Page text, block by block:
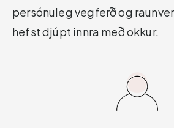
persónuleg vegferð og
hefst djúpt innra með okkur.